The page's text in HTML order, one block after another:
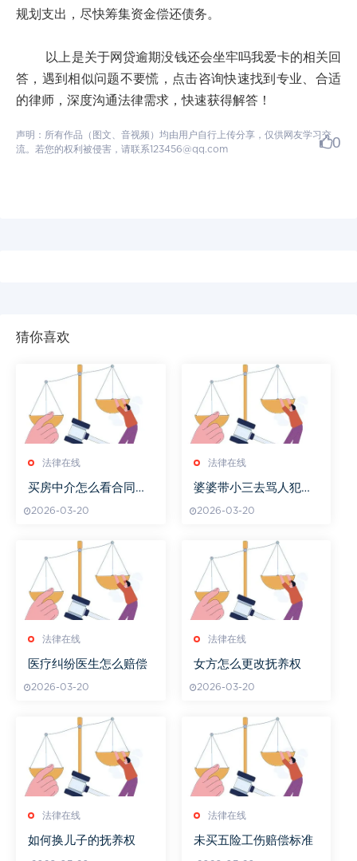
规划支出，尽快筹集资金偿还债务。
以上是关于网贷逾期没钱还会坐牢吗我爱卡的相关回
答，遇到相似问题不要慌，点击咨询快速找到专业、合适
的律师，深度沟通法律需求，快速获得解答！
声明：所有作品（图文、音视频）均由用户自行上传分享，仅供网友学习交
流。若您的权利被侵害，请联系123456@qq.com
0
猜你喜欢
法律在线
买房中介怎么看合同编
2026-03-20
法律在线
婆婆带小三去骂人犯法
2026-03-20
法律在线
医疗纠纷医生怎么赔偿
2026-03-20
法律在线
女方怎么更改抚养权
2026-03-20
法律在线
如何换儿子的抚养权
法律在线
未买五险工伤赔偿标准